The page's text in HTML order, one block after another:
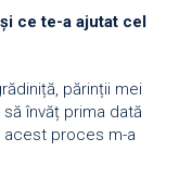
ce te-a ajutat cel
părinții mei
învăț prima dată
acest proces m-a